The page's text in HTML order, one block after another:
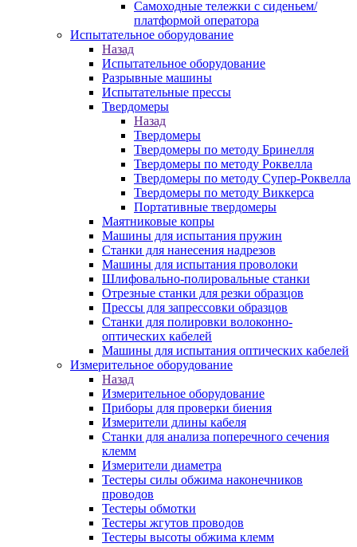
Самоходные тележки с сиденьем/
платформой оператора
Испытательное оборудование
Назад
Испытательное оборудование
Разрывные машины
Испытательные прессы
Твердомеры
Назад
Твердомеры
Твердомеры по методу Бринелля
Твердомеры по методу Роквелла
Твердомеры по методу Супер-Роквелла
Твердомеры по методу Виккерса
Портативные твердомеры
Маятниковые копры
Машины для испытания пружин
Станки для нанесения надрезов
Машины для испытания проволоки
Шлифовально-полировальные станки
Отрезные станки для резки образцов
Прессы для запрессовки образцов
Станки для полировки волоконно-
оптических кабелей
Машины для испытания оптических кабелей
Измерительное оборудование
Назад
Измерительное оборудование
Приборы для проверки биения
Измерители длины кабеля
Станки для анализа поперечного сечения
клемм
Измерители диаметра
Тестеры силы обжима наконечников
проводов
Тестеры обмотки
Тестеры жгутов проводов
Тестеры высоты обжима клемм